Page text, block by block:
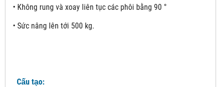
• Không rung và xoay liên tục các phôi bằng 90 °
• Sức nâng lên tới 500 kg.
Cấu tạo: